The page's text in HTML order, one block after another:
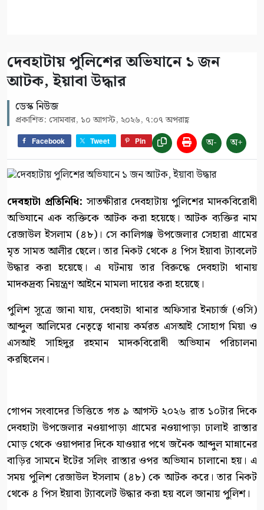
দেবহাটায় পুলিশের অভিযানে ১ জন
আটক, ইয়াবা উদ্ধার
ডেস্ক নিউজ
প্রকাশিত: সোমবার, ১০ আগস্ট, ২০২৬, ৭:০৭ অপরাহ্ণ
Facebook Tweet Pin অ- অ+
দেবহাটা প্রতিনিধি: সাতক্ষীরার দেবহাটায় পুলিশের মাদকবিরোধী
অভিযানে এক ব্যক্তিকে আটক করা হয়েছে। আটক ব্যক্তির নাম
রেজাউল ইসলাম (৪৮)। সে কালিগঞ্জ উপজেলার সেহারা গ্রামের
মৃত সামত আলীর ছেলে। তার নিকট থেকে ৪ পিস ইয়াবা ট্যাবলেট
উদ্ধার করা হয়েছে। এ ঘটনায় তার বিরুদ্ধে দেবহাটা থানায়
মাদকদ্রব্য নিয়ন্ত্রণ আইনে মামলা দায়ের করা হয়েছে।
পুলিশ সূত্রে জানা যায়, দেবহাটা থানার অফিসার ইনচার্জ (ওসি)
আব্দুল আলিমের নেতৃত্বে থানায় কর্মরত এসআই সোহাগ মিয়া ও
এসআই সাহিদুর রহমান মাদকবিরোধী অভিযান পরিচালনা
করছিলেন।
গোপন সংবাদের ভিত্তিতে গত ৯ আগস্ট ২০২৬ রাত ১০টার দিকে
দেবহাটা উপজেলার নওয়াপাড়া গ্রামের নওয়াপাড়া ঢালাই রাস্তার
মোড় থেকে ওয়াপদার দিকে যাওয়ার পথে জনৈক আব্দুল মান্নানের
বাড়ির সামনে ইটের সলিং রাস্তার ওপর অভিযান চালানো হয়। এ
সময় পুলিশ রেজাউল ইসলাম (৪৮) কে আটক করে। তার নিকট
থেকে ৪ পিস ইয়াবা ট্যাবলেট উদ্ধার করা হয় বলে জানায় পুলিশ।